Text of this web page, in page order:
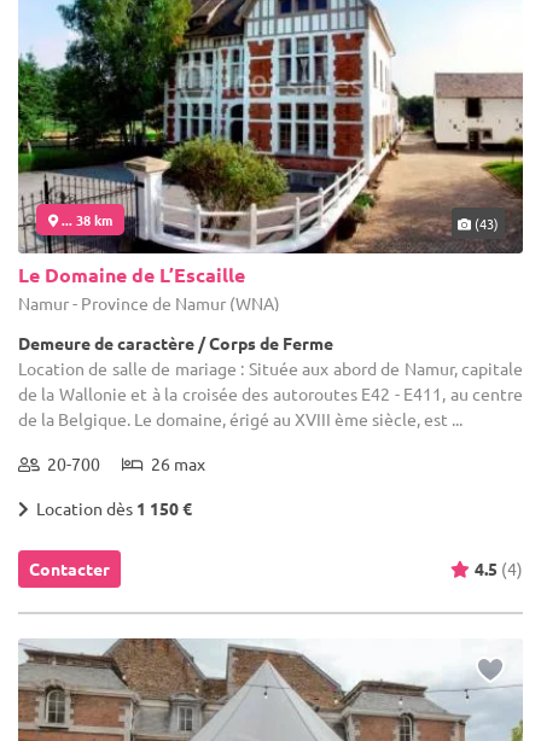
... 38 km (43)
Le Domaine de L’Escaille
Namur - Province de Namur (WNA)
Demeure de caractère / Corps de Ferme
Location de salle de mariage : Située aux abord de Namur, capitale
de la Wallonie et à la croisée des autoroutes E42 - E411, au centre
de la Belgique. Le domaine, érigé au XVIII ème siècle, est ...
20-700 26 max
Location dès 1 150 €
Contacter 4.5 (4)